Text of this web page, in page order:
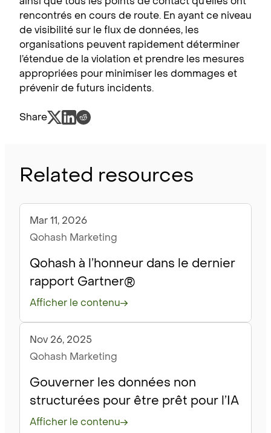
rencontrés en cours de route. En ayant ce niveau
de visibilité sur le flux de données, les
organisations peuvent rapidement déterminer
l’étendue de la violation et prendre les mesures
appropriées pour minimiser les dommages et
prévenir de futurs incidents.
Share
Related resources
Blogue
Mar 11, 2026
Qohash Marketing
Qohash à l’honneur dans le dernier
rapport Gartner®
Afficher le contenu
Blogue
Nov 26, 2025
Qohash Marketing
Gouverner les données non
structurées pour être prêt pour l’IA
Afficher le contenu